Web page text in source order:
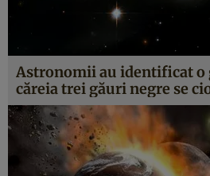
Astronomii au identificat o
căreia trei găuri negre se